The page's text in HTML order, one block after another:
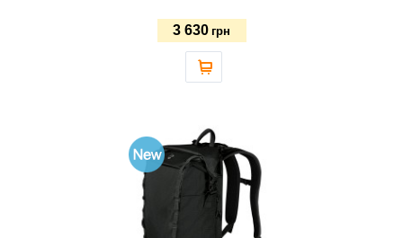
3 630 грн